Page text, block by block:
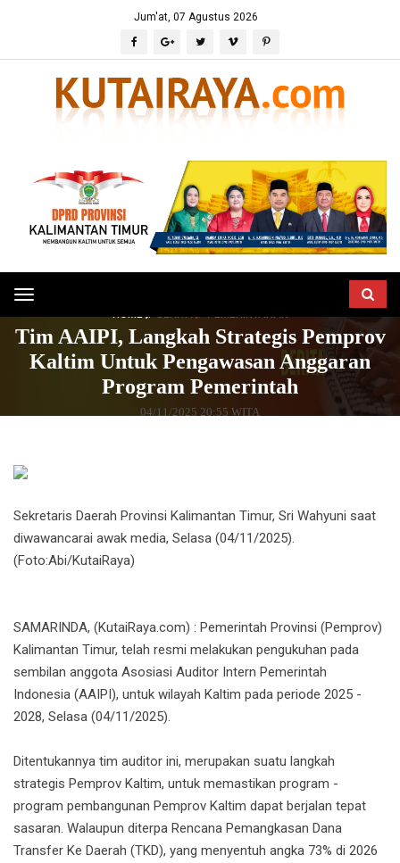
Jum'at, 07 Agustus 2026
Toggle
navigation
Tim AAIPI, Langkah Strategis Pemprov
Kaltim Untuk Pengawasan Anggaran
Program Pemerintah
04/11/2025 20:55 WITA
‎Sekretaris Daerah Provinsi Kalimantan Timur, Sri Wahyuni saat
diwawancarai awak media, Selasa (04/11/2025).
(Foto:Abi/KutaiRaya)
‎SAMARINDA, (KutaiRaya.com) : Pemerintah Provinsi (Pemprov)
Kalimantan Timur, telah resmi melakukan pengukuhan pada
sembilan anggota Asosiasi Auditor Intern Pemerintah
Indonesia (AAIPI), untuk wilayah Kaltim pada periode 2025 -
2028, Selasa (04/11/2025).
‎Ditentukannya tim auditor ini, merupakan suatu langkah
strategis Pemprov Kaltim, untuk memastikan program -
program pembangunan Pemprov Kaltim dapat berjalan tepat
sasaran. Walaupun diterpa Rencana Pemangkasan Dana
Transfer Ke Daerah (TKD), yang menyentuh angka 73% di 2026